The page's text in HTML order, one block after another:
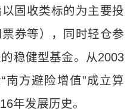
固收类标的为主要投
券等），同时轻仓参
稳健型基金。从2003
南方避险增值”成立算
年发展历史。